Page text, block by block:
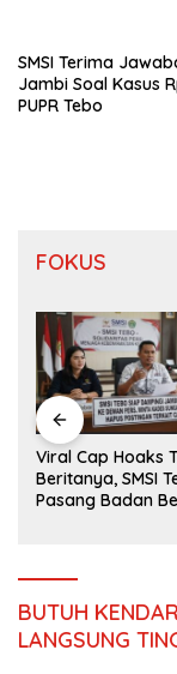
SMSI Terima
Jambi Soal Kasus
PUPR Tebo
FOKUS
Pesan
Gubernur
Abaikan
BUTUH
LANGSUNG